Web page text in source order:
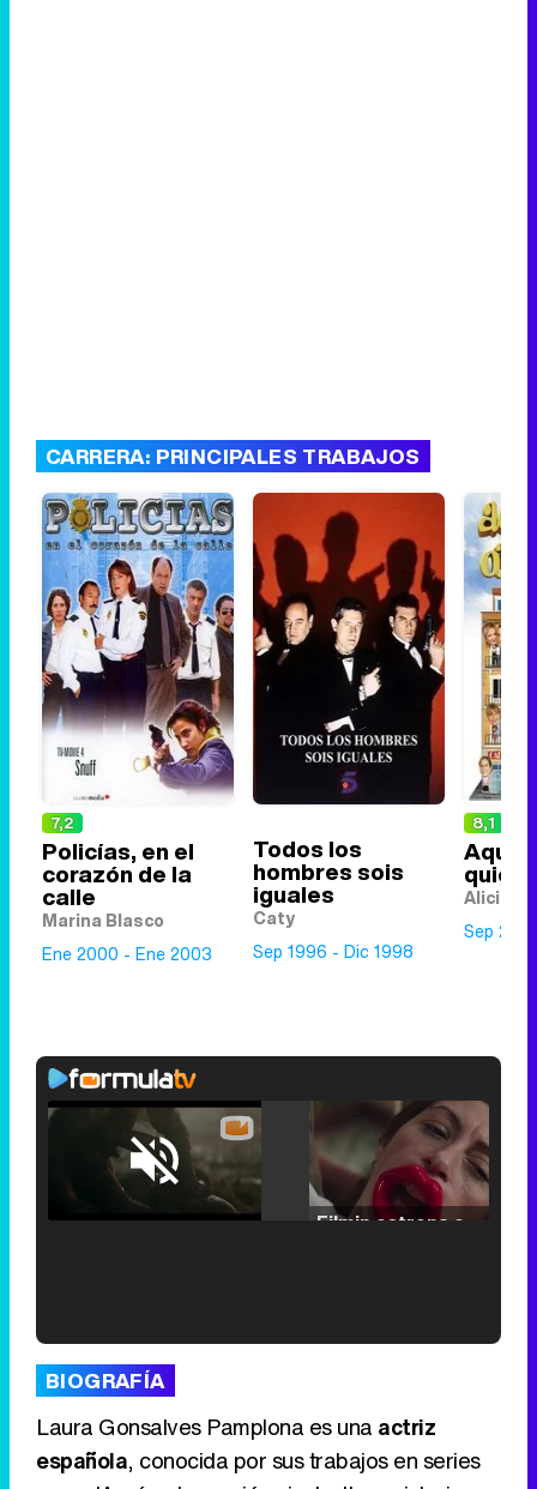
CARRERA: PRINCIPALES TRABAJOS
7,2
Policías, en el
corazón de la
calle
Marina Blasco
Ene 2000 - Ene 2003
Todos los
hombres sois
iguales
Caty
Sep 1996 - Dic 1998
8,1
Aquí
quien
Alicia
Sep
Unmute /
Loaded:
25.30%
BIOGRAFÍA
Laura Gonsalves Pamplona es una actriz
española, conocida por sus trabajos en series